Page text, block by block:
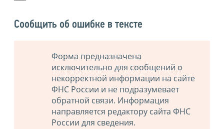
Сообщить об ошибке в тексте
Форма предназначена
исключительно для сообщений о
некорректной информации на сайте
ФНС России и не подразумевает
обратной связи. Информация
направляется редактору сайта ФНС
России для сведения.